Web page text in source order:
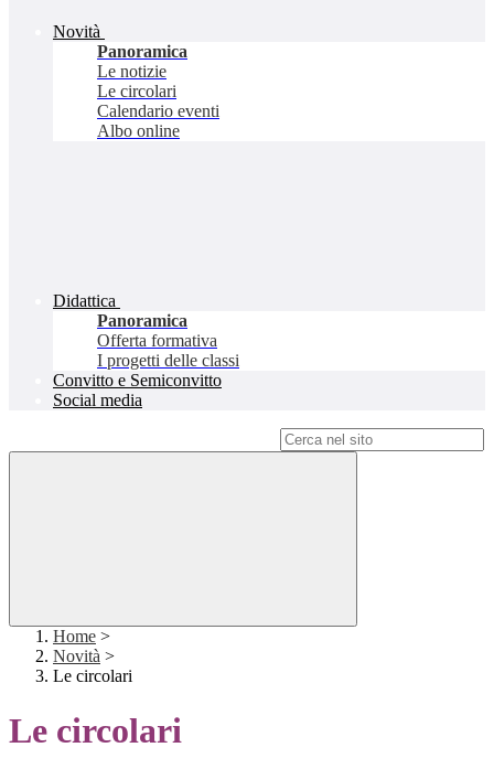
Novità
Panoramica
Le notizie
Le circolari
Calendario eventi
Albo online
Didattica
Panoramica
Offerta formativa
I progetti delle classi
Convitto e Semiconvitto
Social media
Home >
Novità >
Le circolari
Le circolari